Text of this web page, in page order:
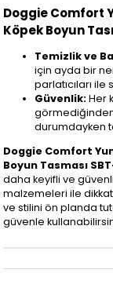
Doggie Comfort
Köpek Boyun
Temizlik ve
için ayda bir
parlatıcıları ile
Güvenlik:Her
görmediğinden
durumdayken
Doggie Comfort
Boyun Tasması
daha keyifli ve
malzemeleri ile dikkat
ve stilini ön planda
güvenle